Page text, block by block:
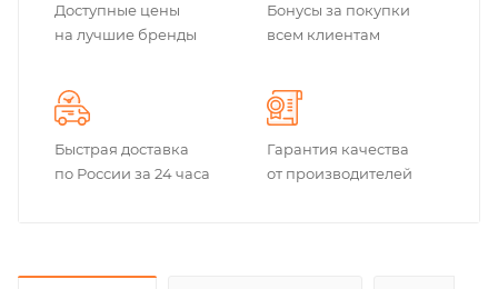
Доступные цены
на лучшие бренды
Бонусы за покупки
всем клиентам
Быстрая доставка
по России за 24 часа
Гарантия качества
от производителей